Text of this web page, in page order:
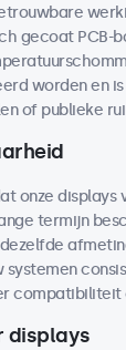
gecoat
worden en
of publieke
onze
termijn
displays